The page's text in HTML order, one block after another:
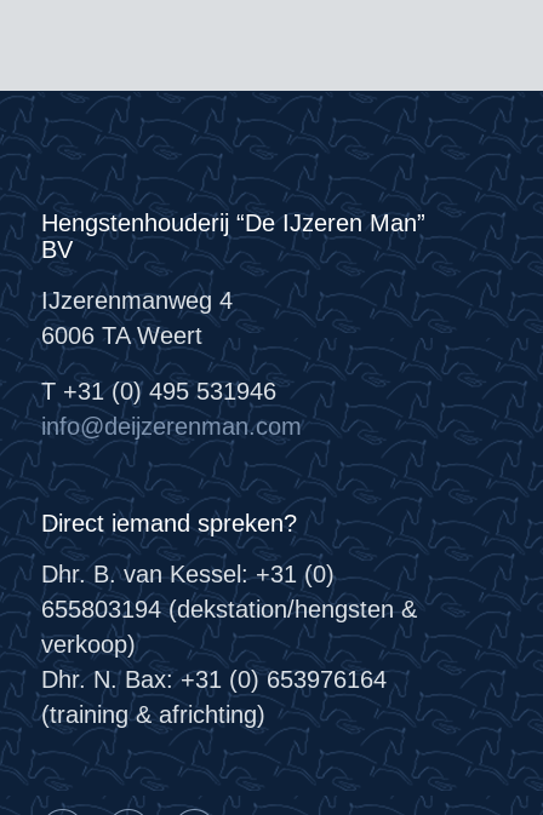
Hengstenhouderij “De IJzeren Man”
BV
IJzerenmanweg 4
6006 TA Weert
T +31 (0) 495 531946
info@deijzerenman.com
Direct iemand spreken?
Dhr. B. van Kessel: +31 (0)
655803194 (dekstation/hengsten &
verkoop)
Dhr. N. Bax: +31 (0) 653976164
(training & africhting)